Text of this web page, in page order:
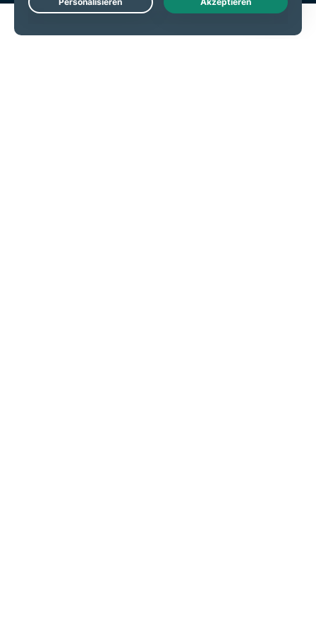
Live Chat